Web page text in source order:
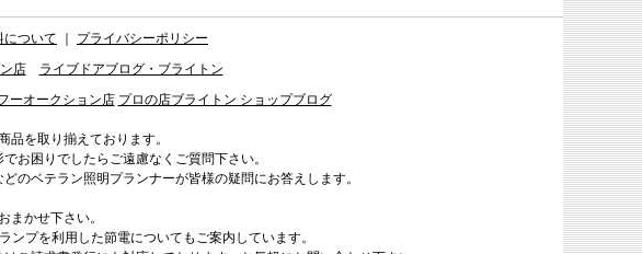
について
プライバシーポリシー
店
ライブドアブログ・ブライトン
ーオークション店 プロの店ブライトン ショップブログ
を取り揃えております。
お困りでしたらご遠慮なくご質問下さい。
のベテラン照明プランナーが皆様の疑問にお答えします。
まかせ下さい。
ンプを利用した節電についてもご案内しています。